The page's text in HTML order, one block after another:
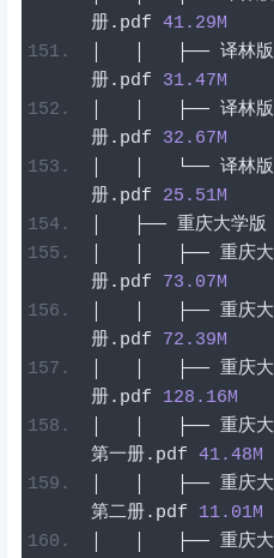
册. pdf 41.29M
├── 译林
册. pdf 31.47M
├── 译林
册. pdf 32.67M
└── 译林
册. pdf 25.51M
├── 重庆大学版
├── 重庆
册. pdf 73.07M
├── 重庆
册. pdf 72.39M
├── 重庆
册. pdf 128.16M
├── 重庆
第一册. pdf 41.48M
├── 重庆
第二册. pdf 11.01M
├── 重庆